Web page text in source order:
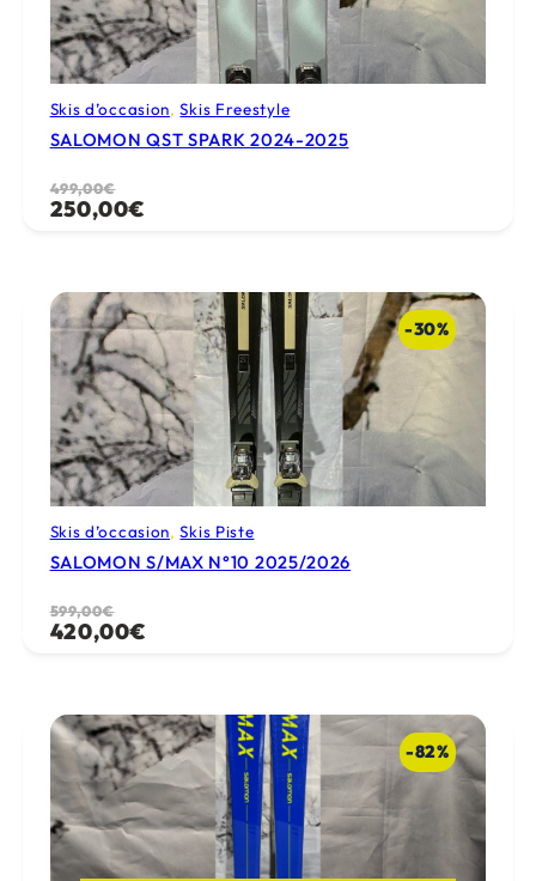
Skis d’occasion, Skis Freestyle
SALOMON QST SPARK 2024-2025
499,00€
Le
prix
499,00€.
250,00€
Le
prix
250,00€.
-30%
Skis d’occasion, Skis Piste
SALOMON S/MAX N°10 2025/2026
599,00€
Le
prix
599,00€.
420,00€
Le
prix
420,00€.
-82%